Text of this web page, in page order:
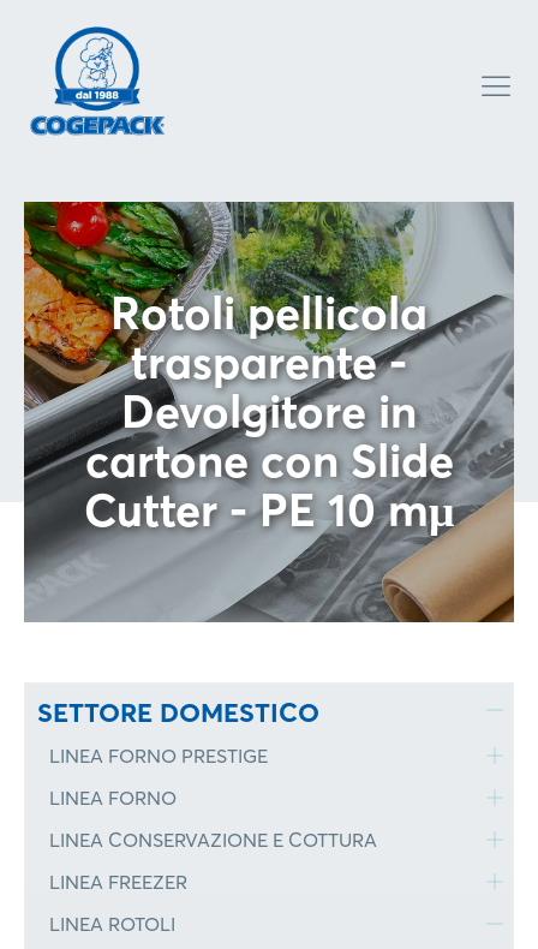
Rotoli pellicola
trasparente -
Devolgitore in
cartone con Slide
Cutter - PE 10 mμ
SETTORE DOMESTICO
LINEA FORNO PRESTIGE
LINEA FORNO
LINEA CONSERVAZIONE E COTTURA
LINEA FREEZER
LINEA ROTOLI